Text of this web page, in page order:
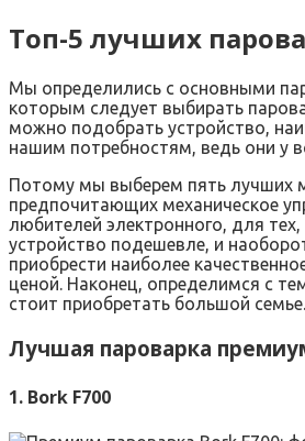
Топ-5 лучших
Мы определились с основными
которым следует выбирать
можно подобрать устройство,
нашим потребностям, ведь они у
Потому мы выберем пять лучших
предпочитающих механическое
любителей электронного, для
устройство подешевле, и
приобрести наиболее
ценой. Наконец, определимся с
стоит приобретать большой семье.
Лучшая пароварка
1. Bork F700